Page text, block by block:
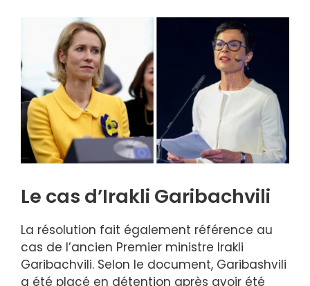
Le cas d’Irakli Garibachvili
La résolution fait également référence au
cas de l’ancien Premier ministre Irakli
Garibachvili. Selon le document, Garibashvili
a été placé en détention après avoir été